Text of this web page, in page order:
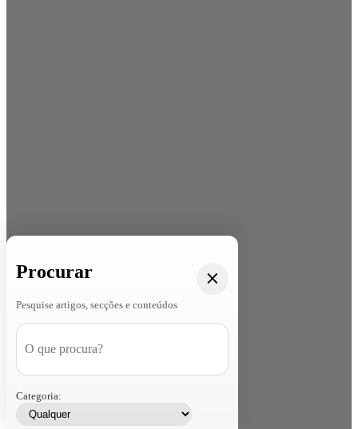
Procurar
Pesquise artigos, secções e conteúdos
Categoria: